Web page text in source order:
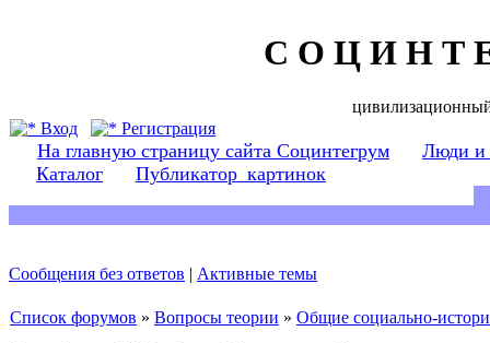
С О Ц И Н Т
Вход
Регистрация
На главную страницу сайта Социнтегрум
Люди и
Каталог
Публикатор_картинок
Сообщения без ответов | Активные темы
Список форумов » Вопросы теории » Общие социально-